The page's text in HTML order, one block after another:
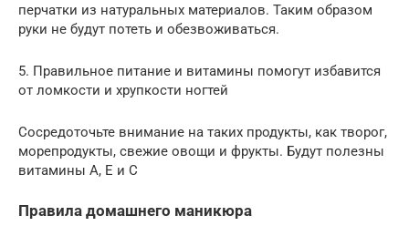
перчатки из натуральных материалов. Таким образом
руки не будут потеть и обезвоживаться.
5. Правильное питание и витамины помогут избавится
от ломкости и хрупкости ногтей
Сосредоточьте внимание на таких продукты, как творог,
морепродукты, свежие овощи и фрукты. Будут полезны
витамины А, Е и С
Правила домашнего маникюра